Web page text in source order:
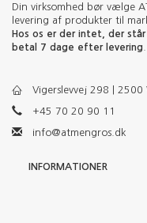
Din virksomhed bør vælge
levering af produkter til
Hos os er der intet, der
betal 7 dage efter levering
Vigerslevvej 298 | 2500
+45 70 20 90 11
info@atmengros.dk
INFORMATIONER